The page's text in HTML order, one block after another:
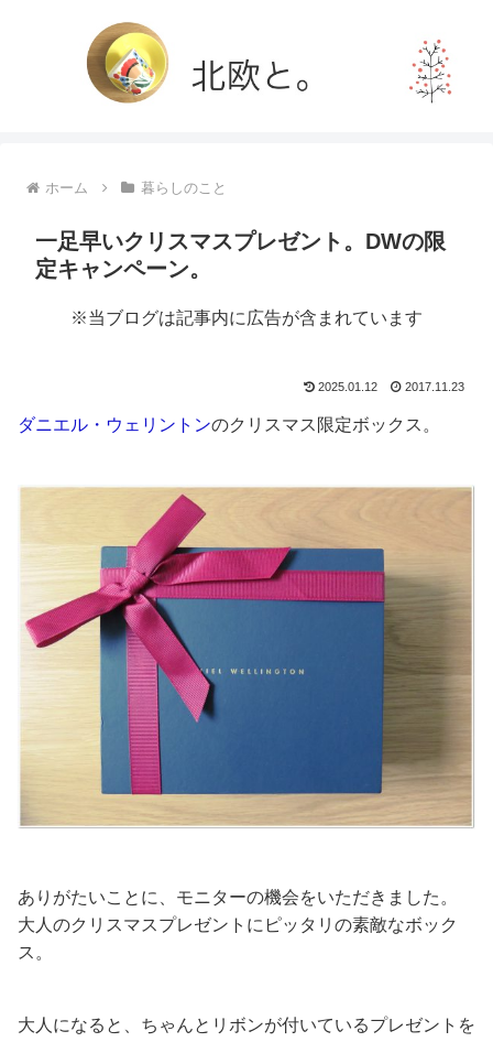
ホーム 暮らしのこと
一足早いクリスマスプレゼント。DWの限
定キャンペーン。
※当ブログは記事内に広告が含まれています
2025.01.12 2017.11.23
ダニエル・ウェリントンのクリスマス限定ボックス。
ありがたいことに、モニターの機会をいただきました。
大人のクリスマスプレゼントにピッタリの素敵なボック
ス。
大人になると、ちゃんとリボンが付いているプレゼントを